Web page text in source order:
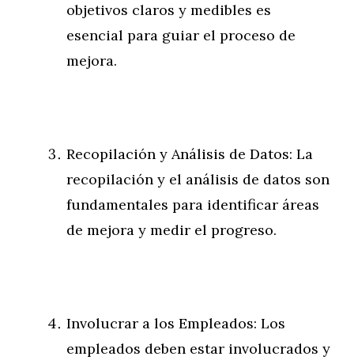
objetivos claros y medibles es
esencial para guiar el proceso de
mejora.
Recopilación y Análisis de Datos: La
recopilación y el análisis de datos son
fundamentales para identificar áreas
de mejora y medir el progreso.
Involucrar a los Empleados: Los
empleados deben estar involucrados y